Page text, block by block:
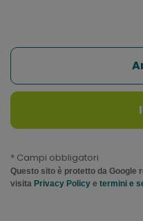
* Campi obbligatori
Questo sito è protetto da Google
visita Privacy Policy e termini e